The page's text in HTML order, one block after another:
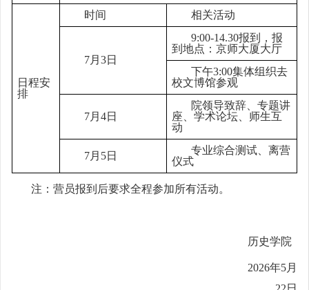
日程安
排
时间 相关活动
7月3日
9:00-14.30报到，报
到地点：京师大厦大厅
下午3:00集体组织去
校文博馆参观
7月4日
院领导致辞、专题讲
座、学术论坛、师生互
动
7月5日
专业综合测试、离营
仪式
注：营员报到后要求全程参加所有活动。
历史学院
2026年5月